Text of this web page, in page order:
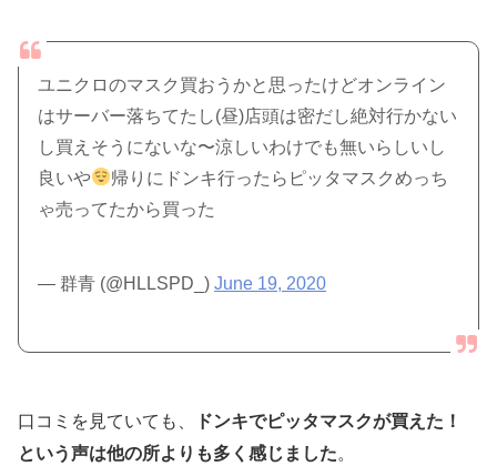
ユニクロのマスク買おうかと思ったけどオンライン
はサーバー落ちてたし(昼)店頭は密だし絶対行かない
し買えそうにないな〜涼しいわけでも無いらしいし
良いや
帰りにドンキ行ったらピッタマスクめっち
ゃ売ってたから買った
— 群青 (@HLLSPD_)June 19, 2020
口コミを見ていても、
ドンキでピッタマスクが買えた！
という声は他の所よりも多く感じました。